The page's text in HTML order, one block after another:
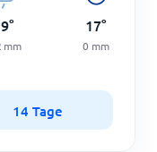
°
mm
17°
0 mm
14 Tage